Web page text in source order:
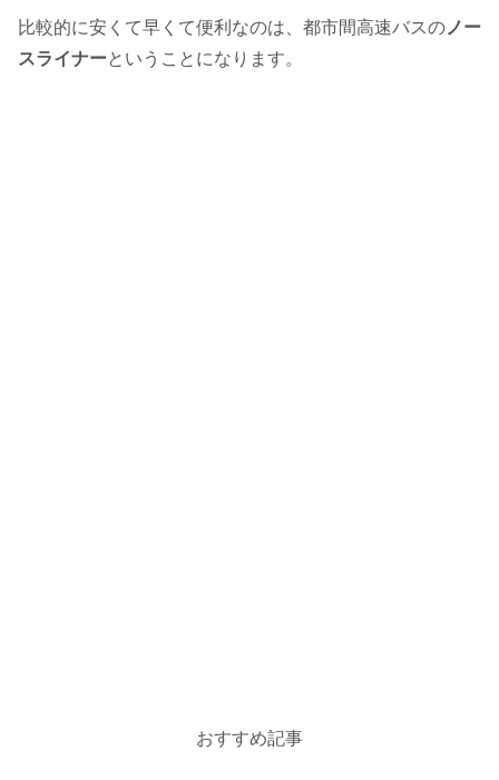
比較的に安くて早くて便利なのは、都市間高速バスの ノー
スライナーということになります。
おすすめ記事